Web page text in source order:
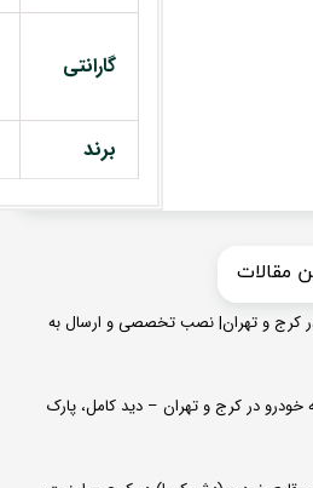
گارانتی
برند
در کرج و تهران| نصب تخصصی و ارسال به
تخصصی دوربین ۳۶۰ درجه خودرو در کرج و تهران – دید کامل، پارک
مقالات